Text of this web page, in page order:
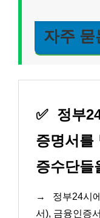
자주 묻
✅ 정부
증명서를
증수단들
→
정부24시
서), 금융인증